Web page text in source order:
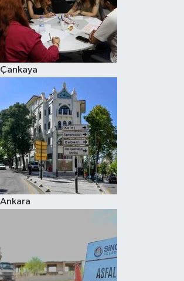
Çankaya
Ankara